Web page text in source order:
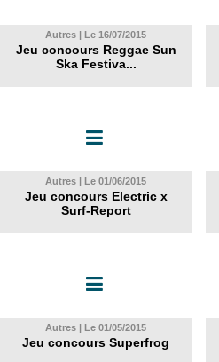
Autres | Le 16/07/2015
Jeu concours Reggae Sun
Ska Festiva...
Autres | Le 01/06/2015
Jeu concours Electric x
Surf-Report
Autres | Le 01/05/2015
Jeu concours Superfrog